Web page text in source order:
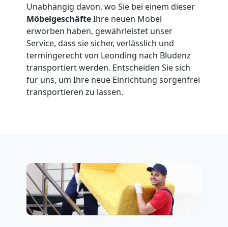
Unabhängig davon, wo Sie bei einem dieser
MöbelgeschäfteIhre neuen Möbel
erworben haben, gewährleistet unser
Service, dass sie sicher, verlässlich und
termingerecht von Leonding nach Bludenz
transportiert werden. Entscheiden Sie sich
für uns, um Ihre neue Einrichtung sorgenfrei
transportieren zu lassen.